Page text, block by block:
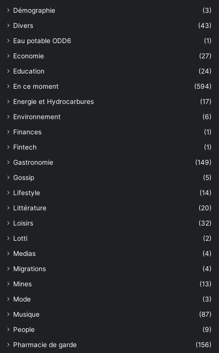
Démographie
(3)
Divers
(43)
Eau potable ODD6
(1)
Economie
(27)
Education
(24)
En ce moment
(594)
Energie et Hydrocarbures
(17)
Environnement
(6)
Finances
(1)
Fintech
(1)
Gastronomie
(149)
Gossip
(5)
Lifestyle
(14)
Littérature
(20)
Loisirs
(32)
Lotti
(2)
Medias
(4)
Migrations
(4)
Mines
(13)
Mode
(3)
Musique
(87)
People
(9)
Pharmacie de garde
(156)